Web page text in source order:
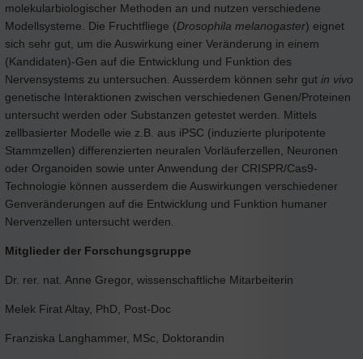
molekularbiologischer Methoden an und nutzen verschiedene
Modellsysteme. Die Fruchtfliege (Drosophila melanogaster) eignet
sich sehr gut, um die Auswirkung einer Veränderung in einem
(Kandidaten)-Gen auf die Entwicklung und Funktion des
Nervensystems zu untersuchen. Ausserdem können sehr gut in vivo
genetische Interaktionen zwischen verschiedenen Genen/Proteinen
untersucht werden oder Substanzen getestet werden. Mittels
zellbasierter Modelle wie z.B. aus iPSC (induzierte pluripotente
Stammzellen) differenzierten neuralen Vorläuferzellen, Neuronen
oder Organoiden sowie unter Anwendung der CRISPR/Cas9-
Technologie können ausserdem die Auswirkungen verschiedener
Genveränderungen auf die Entwicklung und Funktion humaner
Nervenzellen untersucht werden.
Mitglieder der Forschungsgruppe
Dr. rer. nat. Anne Gregor, wissenschaftliche Mitarbeiterin
Melek Firat Altay, PhD, Post-Doc
Franziska Langhammer, MSc, Doktorandin